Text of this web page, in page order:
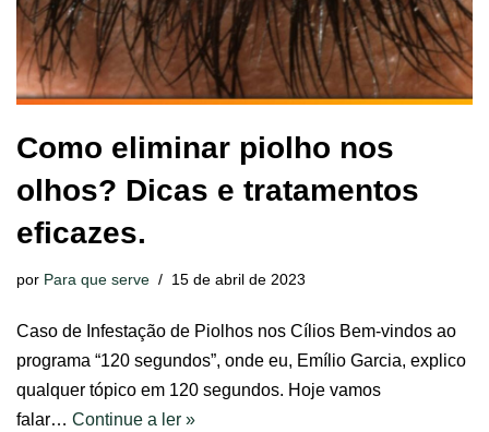
Como eliminar piolho nos
olhos? Dicas e tratamentos
eficazes.
por Para que serve 15 de abril de 2023
Caso de Infestação de Piolhos nos Cílios Bem-vindos ao
programa “120 segundos”, onde eu, Emílio Garcia, explico
qualquer tópico em 120 segundos. Hoje vamos
falar… Continue a ler »